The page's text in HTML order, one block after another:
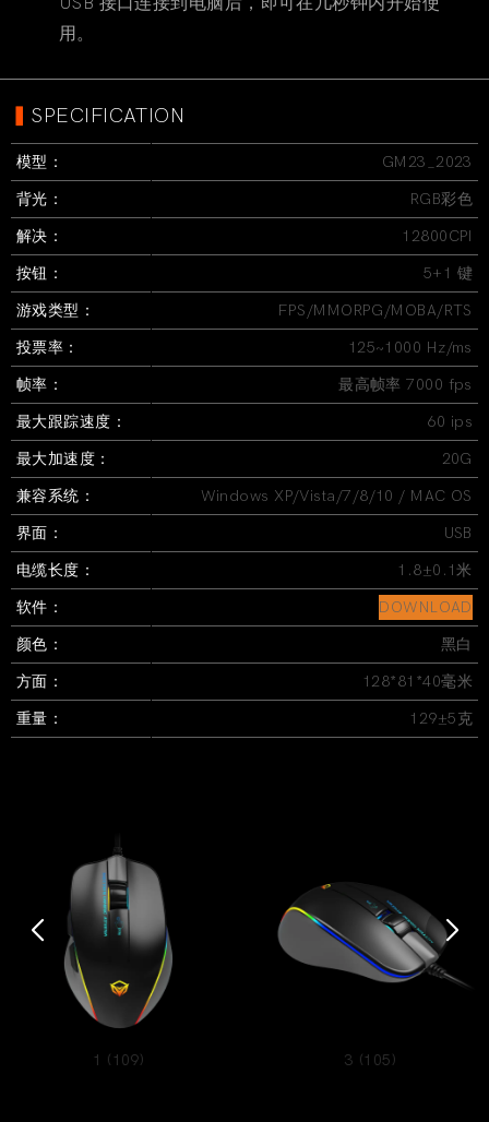
用。
SPECIFICATION
模型：
GM23_2023
背光：
RGB彩色
解决：
12800CPI
按钮：
5+1 键
游戏类型：
FPS/MMORPG/MOBA/RTS
投票率：
125~1000 Hz/ms
帧率：
最高帧率 7000 fps
最大跟踪速度：
60 ips
最大加速度：
20G
兼容系统：
Windows XP/Vista/7/8/10 / MAC OS
界面：
USB
电缆长度：
1.8±0.1米
软件：
DOWNLOAD
颜色：
黑白
方面：
128*81*40毫米
重量：
129±5克
1 (109) 3 (105)